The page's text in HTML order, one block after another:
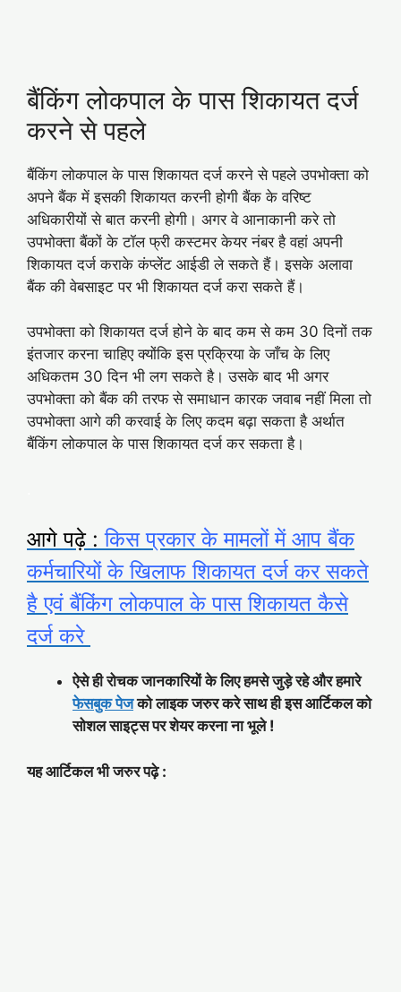
बैंकिंग लोकपाल के पास शिकायत दर्ज
करने से पहले
बैंकिंग लोकपाल के पास शिकायत दर्ज करने से पहले उपभोक्ता को
अपने बैंक में इसकी शिकायत करनी होगी बैंक के वरिष्ट
अधिकारीयों से बात करनी होगी। अगर वे आनाकानी करे तो
उपभोक्ता बैंकों के टॉल फ्री कस्टमर केयर नंबर है वहां अपनी
शिकायत दर्ज कराके कंप्लेंट आईडी ले सकते हैं। इसके अलावा
बैंक की वेबसाइट पर भी शिकायत दर्ज करा सकते हैं।
उपभोक्ता को शिकायत दर्ज होने के बाद कम से कम 30 दिनों तक
इंतजार करना चाहिए क्योंकि इस प्रक्रिया के जाँच के लिए
अधिकतम 30 दिन भी लग सकते है। उसके बाद भी अगर
उपभोक्ता को बैंक की तरफ से समाधान कारक जवाब नहीं मिला तो
उपभोक्ता आगे की करवाई के लिए कदम बढ़ा सकता है अर्थात
बैंकिंग लोकपाल के पास शिकायत दर्ज कर सकता है।
आगे पढ़े : किस प्रकार के मामलों में आप बैंक
कर्मचारियों के ख‍िलाफ शिकायत दर्ज कर सकते
है एवं बैंकिंग लोकपाल के पास शिकायत कैसे
दर्ज करे
ऐसे ही रोचक जानकारियों के लिए हमसे जुड़े रहे और हमारे
फेसबुक पेजको लाइक जरुर करे साथ ही इस आर्टिकल को
सोशल साइट्स पर शेयर करना ना भूले !
यह आर्टिकल भी जरुर पढ़े :